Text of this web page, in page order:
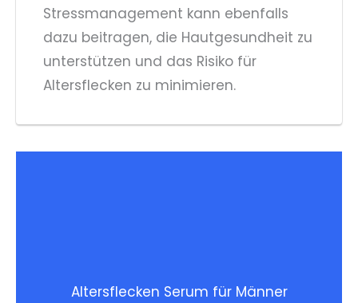
Stressmanagement kann ebenfalls
dazu beitragen, die Hautgesundheit zu
unterstützen und das Risiko für
Altersflecken zu minimieren.
Altersflecken Serum für Männer